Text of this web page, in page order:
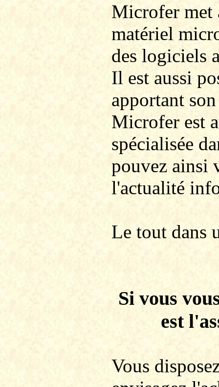
Microfer met
matériel
des logiciels
Il est aussi
apportant
Microfer est
spécialisée
pouvez ainsi
l'actualité
Le tout dans
Si vous
est
Vous